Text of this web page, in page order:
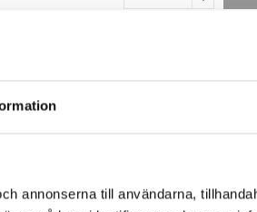
annonserna till användarna,
TEKNISK SPECIFIKATION